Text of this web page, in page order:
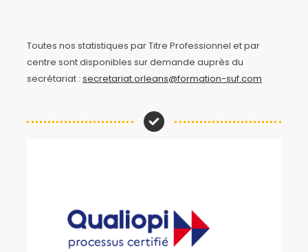
Toutes nos statistiques par Titre Professionnel et par
centre sont disponibles sur demande auprès du
secrétariat : secretariat.orleans@formation-suf.com